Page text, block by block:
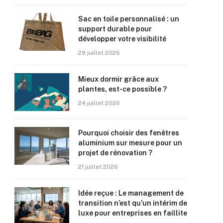
Sac en toile personnalisé : un
support durable pour
développer votre visibilité
29 juillet 2026
Mieux dormir grâce aux
plantes, est-ce possible ?
24 juillet 2026
Pourquoi choisir des fenêtres
aluminium sur mesure pour un
projet de rénovation ?
21 juillet 2026
Idée reçue : Le management de
transition n’est qu’un intérim de
luxe pour entreprises en faillite